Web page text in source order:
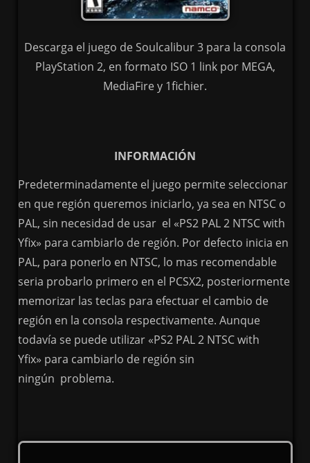
Descarga el juego de Soulcalibur 3 para la consola
PlayStation 2, en formato ISO 1 link por MEGA,
MediaFire y 1fichier.
INFORMACIÓN
Predeterminadamente el juego permite seleccionar
en que región queremos iniciarlo, ya sea en NTSC o
PAL, sin necesidad de usar el «PS2 PAL 2 NTSC with
Yfix» para cambiarlo de región. Por defecto inicia en
PAL, para ponerlo en NTSC, lo mas recomendable
seria probarlo primero en el PCSX2, posteriormente
memorizar las teclas para efectuar el cambio de
región en la consola respectivamente. Aunque
todavía se puede utilizar «PS2 PAL 2 NTSC with
Yfix» para cambiarlo de región sin
ningún problema.